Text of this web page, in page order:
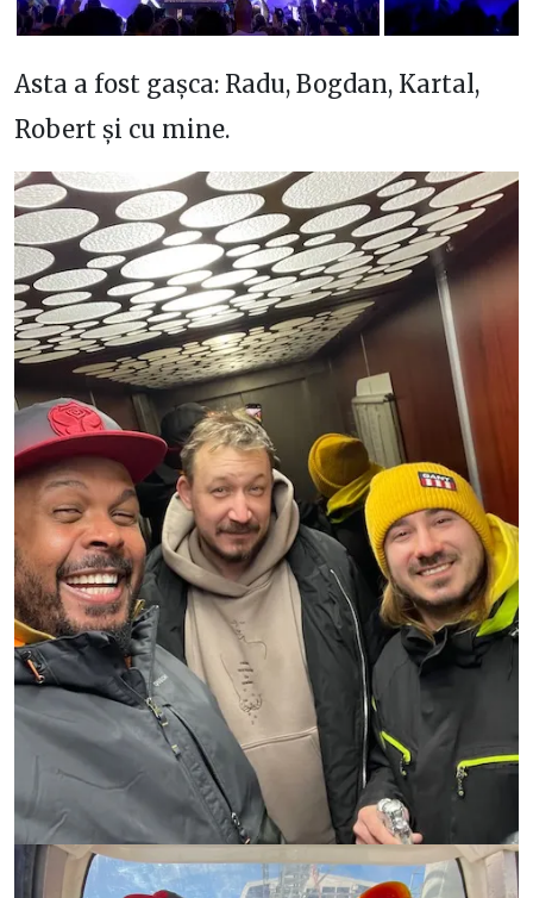
Asta a fost gașca: Radu, Bogdan, Kartal,
Robert și cu mine.